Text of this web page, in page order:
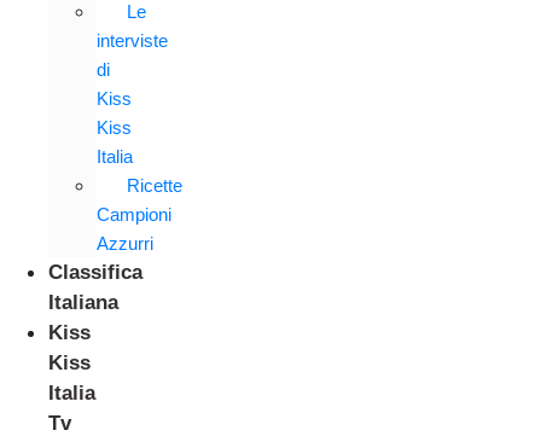
Le
interviste
di
Kiss
Kiss
Italia
Ricette
Campioni
Azzurri
Classifica
Italiana
Kiss
Kiss
Italia
Tv